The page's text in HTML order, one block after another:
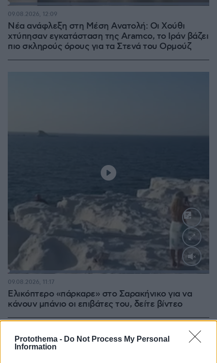
Protothema - Do Not Process My Personal
Information
Νέα ανάφλεξη στη Μέση Ανατολή: Οι Χούθι
χτύπησαν εγκατάσταση της Aramco, το Ιράν βάζει
πιο σκληρούς όρους για τα Στενά του Ορμούζ
09.08.2026, 12:09
Loaded
Ελικόπτερο «πάρκαρε» στο Σαρακήνικο για να
κάνουν μπάνιο οι επιβάτες του, δείτε βίντεο
09.08.2026, 11:17
Οι τελευταίες μέρες της 49χρονης
TikToker που διαγνώστηκε με
Αλτσχάιμερ και επέλεξε την ιατρικώς